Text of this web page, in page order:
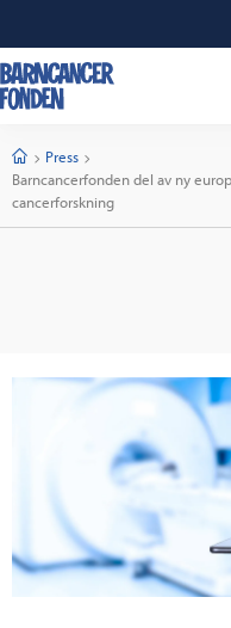
StartPress
Current:
Barncancerfonden del av ny
cancerforskning